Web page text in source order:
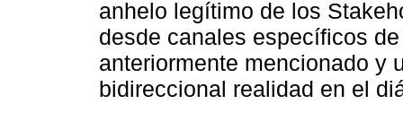
anhelo legítimo de los
desde canales específicos
anteriormente mencionado y
bidireccional realidad en el